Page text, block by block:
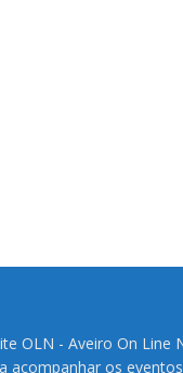
OLN - Aveiro On Line
acompanhar os